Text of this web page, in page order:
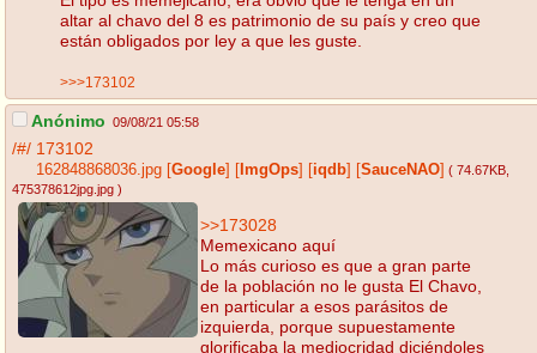
altar al chavo del 8 es patrimonio de su país y creo que
están obligados por ley a que les guste.
>>>173102
Anónimo 09/08/21 05:58
/#/ 173102
162848868036.jpg Google ImgOps iqdb SauceNAO ( 74.67KB
475378612jpg.jpg )
>>173028
Memexicano aquí
Lo más curioso es que a gran parte
de la población no le gusta El Chavo,
en particular a esos parásitos de
izquierda, porque supuestamente
glorificaba la mediocridad diciéndoles